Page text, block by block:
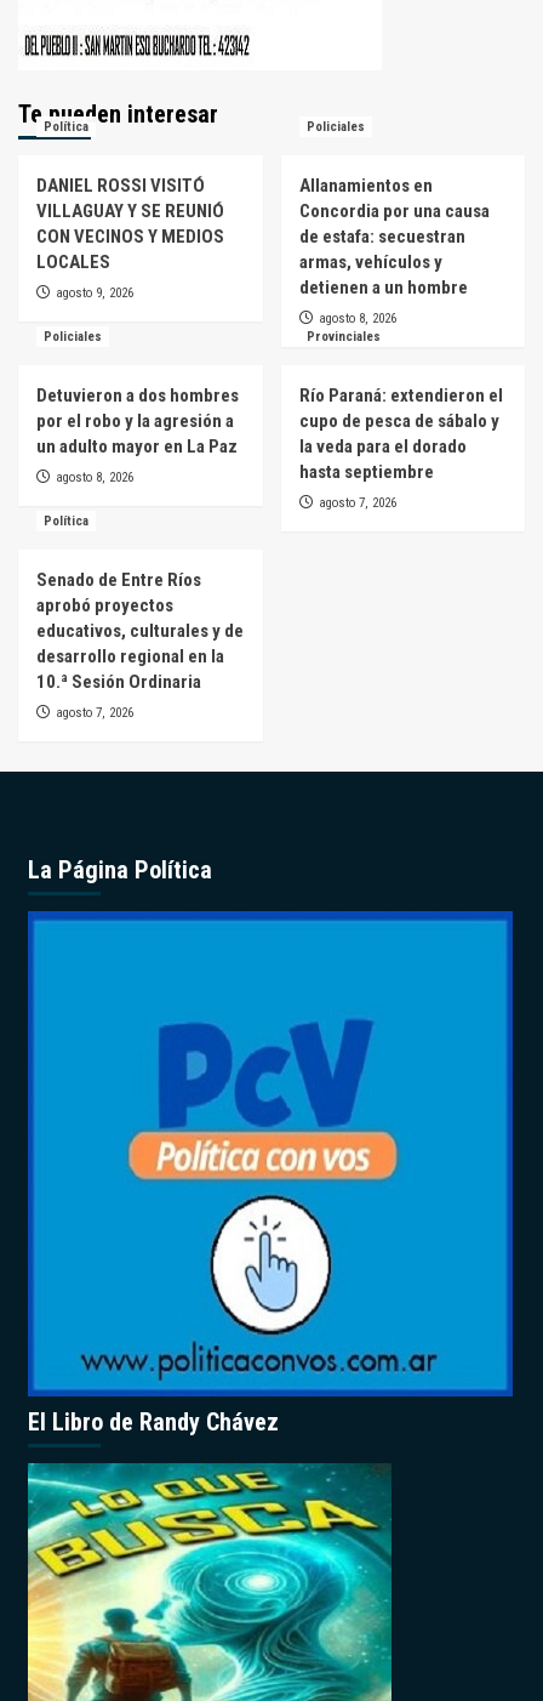
Te pueden interesar
Política
DANIEL ROSSI VISITÓ
VILLAGUAY Y SE REUNIÓ
CON VECINOS Y MEDIOS
LOCALES
agosto 9, 2026
Policiales
Allanamientos en
Concordia por una causa
de estafa: secuestran
armas, vehículos y
detienen a un hombre
agosto 8, 2026
Policiales
Detuvieron a dos hombres
por el robo y la agresión a
un adulto mayor en La Paz
agosto 8, 2026
Provinciales
Río Paraná: extendieron el
cupo de pesca de sábalo y
la veda para el dorado
hasta septiembre
agosto 7, 2026
Política
Senado de Entre Ríos
aprobó proyectos
educativos, culturales y de
desarrollo regional en la
10.ª Sesión Ordinaria
agosto 7, 2026
La Página Política
El Libro de Randy Chávez